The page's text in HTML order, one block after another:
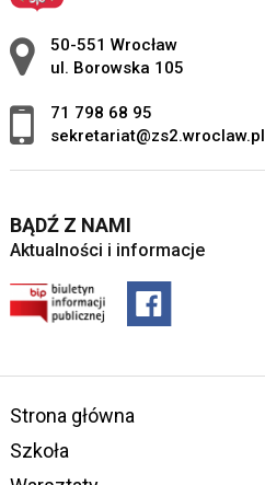
Adres pocztowy:
50-551 Wrocław
ul. Borowska 105
71 798 68 95
sekretariat@zs2.wroclaw.pl
BĄDŹ Z NAMI
Aktualności i informacje
Strona główna
Szkoła